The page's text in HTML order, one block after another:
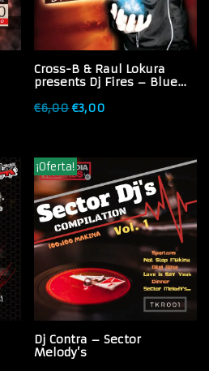
Cross-B & Raul Lokura
presents Dj Fires – Blue
€6,00 €3,00
¡Oferta!
Dj Contra – Sector
Melody’s